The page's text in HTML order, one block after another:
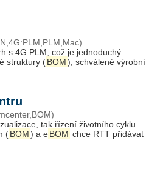
s 4G:PLM, což je jednoduchý
struktury ( BOM), schválené výrobní
tak řízení životního cyklu
( BOM) a e BOM chce RTT přidávat